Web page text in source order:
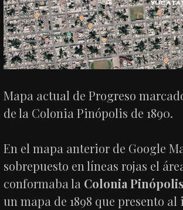
Mapa actual de Progreso
de la Colonia Pinópolis de 1890.
En el mapa anterior de Google
sobrepuesto en líneas rojas el
conformaba la Colonia Pinópolis
un mapa de 1898 que presento